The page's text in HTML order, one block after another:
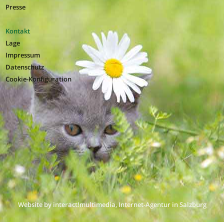
Presse
Kontakt
Lage
Impressum
Datenschutz
Cookie-Konfiguration
Website by interact!multimedia, Internet-Agentur in Salzburg